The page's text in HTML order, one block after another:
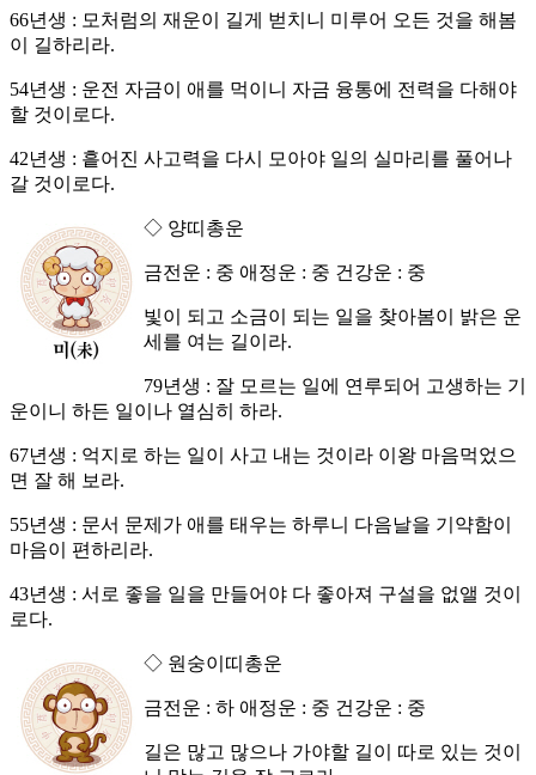
66년생 : 모처럼의 재운이 길게 벋치니 미루어 오든 것을 해봄
이 길하리라.
54년생 : 운전 자금이 애를 먹이니 자금 융통에 전력을 다해야
할 것이로다.
42년생 : 흩어진 사고력을 다시 모아야 일의 실마리를 풀어나
갈 것이로다.
◇ 양띠총운
금전운 : 중 애정운 : 중 건강운 : 중
빛이 되고 소금이 되는 일을 찾아봄이 밝은 운
세를 여는 길이라.
79년생 : 잘 모르는 일에 연루되어 고생하는 기
운이니 하든 일이나 열심히 하라.
67년생 : 억지로 하는 일이 사고 내는 것이라 이왕 마음먹었으
면 잘 해 보라.
55년생 : 문서 문제가 애를 태우는 하루니 다음날을 기약함이
마음이 편하리라.
43년생 : 서로 좋을 일을 만들어야 다 좋아져 구설을 없앨 것이
로다.
◇ 원숭이띠총운
금전운 : 하 애정운 : 중 건강운 : 중
길은 많고 많으나 가야할 길이 따로 있는 것이